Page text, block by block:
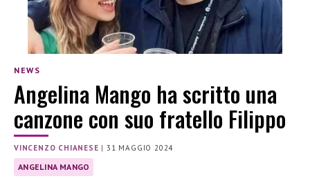
NEWS
Angelina Mango ha scritto una
canzone con suo fratello Filippo
VINCENZO CHIANESE |31 MAGGIO 2024
ANGELINA MANGO